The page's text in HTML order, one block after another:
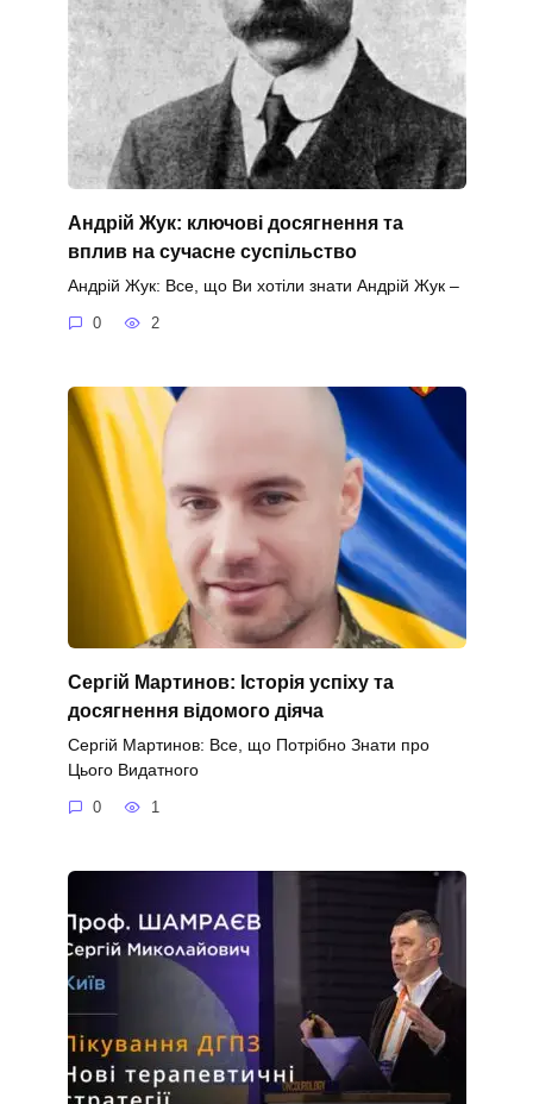
Андрій Жук: ключові досягнення та
вплив на сучасне суспільство
Андрій Жук: Все, що Ви хотіли знати Андрій Жук –
0 2
Сергій Мартинов: Історія успіху та
досягнення відомого діяча
Сергій Мартинов: Все, що Потрібно Знати про
Цього Видатного
0 1